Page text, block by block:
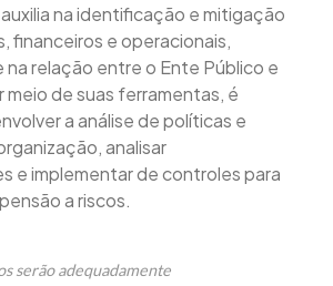
auxilia na identificação e mitigação
financeiros e operacionais,
relação entre o Ente Público e
meio de suas ferramentas, é
a análise de políticas e
analisar
e implementar de controles para
a riscos.
serão adequadamente